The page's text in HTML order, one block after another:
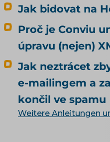
doporučování. Odpovídá
nikde nepovolil? Co bych musel udělat, aby u
mě mohl nakupovat
jiného, než měl? Jak vás má umělá inteligence
vůbec najít a
e-shop. Čím
data, rozebírá téma
napojení e-shopu.
Jak bidovat na
Proč je Conviu
úpravu (nejen)
Jak neztrácet
e-mailingem a
končil ve spamu
Weitere Anleitungen